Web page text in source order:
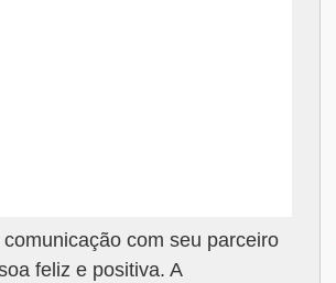
com seu parceiro
feliz e positiva. A